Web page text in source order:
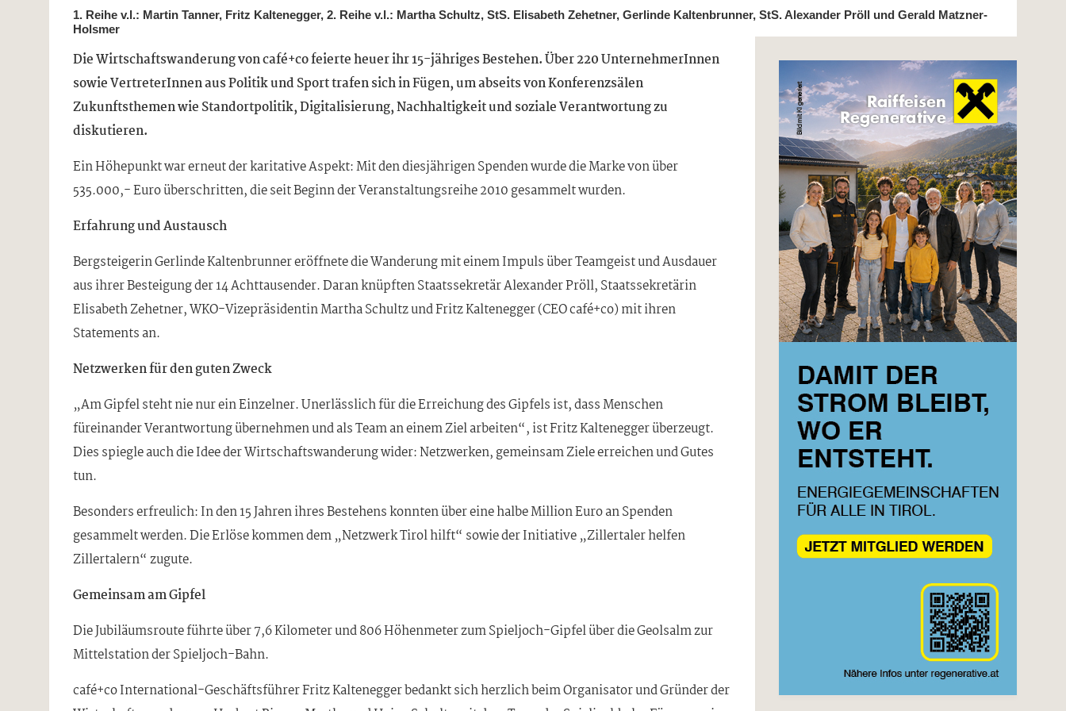
1. Reihe v.l.: Martin Tanner, Fritz Kaltenegger, 2. Reihe v.l.: Martha Schultz, StS. Elisabeth Zehetner, Gerlinde Kaltenbrunner, StS. Alexander Pröll und Gerald Matzner-
Holsmer
Die Wirtschaftswanderung von café+co feierte heuer ihr 15-jähriges Bestehen. Über 220 UnternehmerInnen
sowie VertreterInnen aus Politik und Sport trafen sich in Fügen, um abseits von Konferenzsälen
Zukunftsthemen wie Standortpolitik, Digitalisierung, Nachhaltigkeit und soziale Verantwortung zu
diskutieren.
Ein Höhepunkt war erneut der karitative Aspekt: Mit den diesjährigen Spenden wurde die Marke von über
535.000,- Euro überschritten, die seit Beginn der Veranstaltungsreihe 2010 gesammelt wurden.
Erfahrung und Austausch
Bergsteigerin Gerlinde Kaltenbrunner eröffnete die Wanderung mit einem Impuls über Teamgeist und Ausdauer
aus ihrer Besteigung der 14 Achttausender. Daran knüpften Staatssekretär Alexander Pröll, Staatssekretärin
Elisabeth Zehetner, WKO-Vizepräsidentin Martha Schultz und Fritz Kaltenegger (CEO café+co) mit ihren
Statements an.
Netzwerken für den guten Zweck
„Am Gipfel steht nie nur ein Einzelner. Unerlässlich für die Erreichung des Gipfels ist, dass Menschen
füreinander Verantwortung übernehmen und als Team an einem Ziel arbeiten“, ist Fritz Kaltenegger überzeugt.
Dies spiegle auch die Idee der Wirtschaftswanderung wider: Netzwerken, gemeinsam Ziele erreichen und Gutes
tun.
Besonders erfreulich: In den 15 Jahren ihres Bestehens konnten über eine halbe Million Euro an Spenden
gesammelt werden. Die Erlöse kommen dem „Netzwerk Tirol hilft“ sowie der Initiative „Zillertaler helfen
Zillertalern“ zugute.
Gemeinsam am Gipfel
Die Jubiläumsroute führte über 7,6 Kilometer und 806 Höhenmeter zum Spieljoch-Gipfel über die Geolsalm zur
Mittelstation der Spieljoch-Bahn.
café+co International-Geschäftsführer Fritz Kaltenegger bedankt sich herzlich beim Organisator und Gründer der